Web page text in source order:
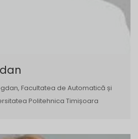
Facultatea de Automatică și
Politehnica Timișoara